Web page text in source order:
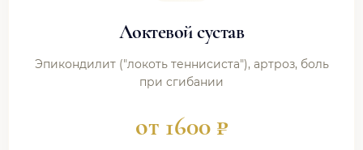
Локтевой сустав
Эпикондилит ("локоть теннисиста"), артроз, боль
при сгибании
от 1600 ₽